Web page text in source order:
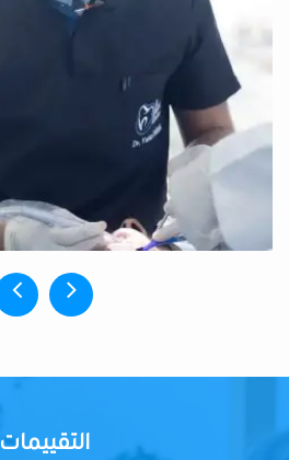
التقييمات